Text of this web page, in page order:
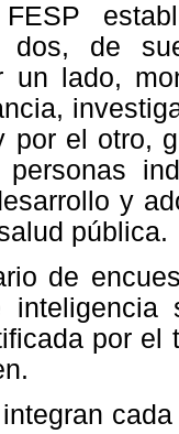
dos, de
un lado,
por el otro,
y
pública.
de
por